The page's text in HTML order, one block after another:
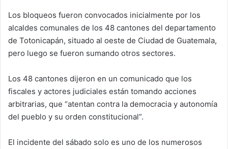
Los bloqueos fueron convocados inicialmente por los
alcaldes comunales de los 48 cantones del departamento
de Totonicapán, situado al oeste de Ciudad de Guatemala,
pero luego se fueron sumando otros sectores.
Los 48 cantones dijeron en un comunicado que los
fiscales y actores judiciales están tomando acciones
arbitrarias, que “atentan contra la democracia y autonomía
del pueblo y su orden constitucional”.
El incidente del sábado solo es uno de los numerosos